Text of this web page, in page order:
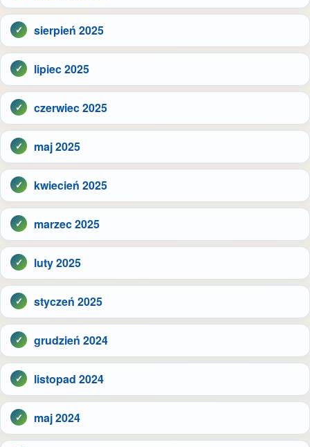
sierpień 2025
lipiec 2025
czerwiec 2025
maj 2025
kwiecień 2025
marzec 2025
luty 2025
styczeń 2025
grudzień 2024
listopad 2024
maj 2024